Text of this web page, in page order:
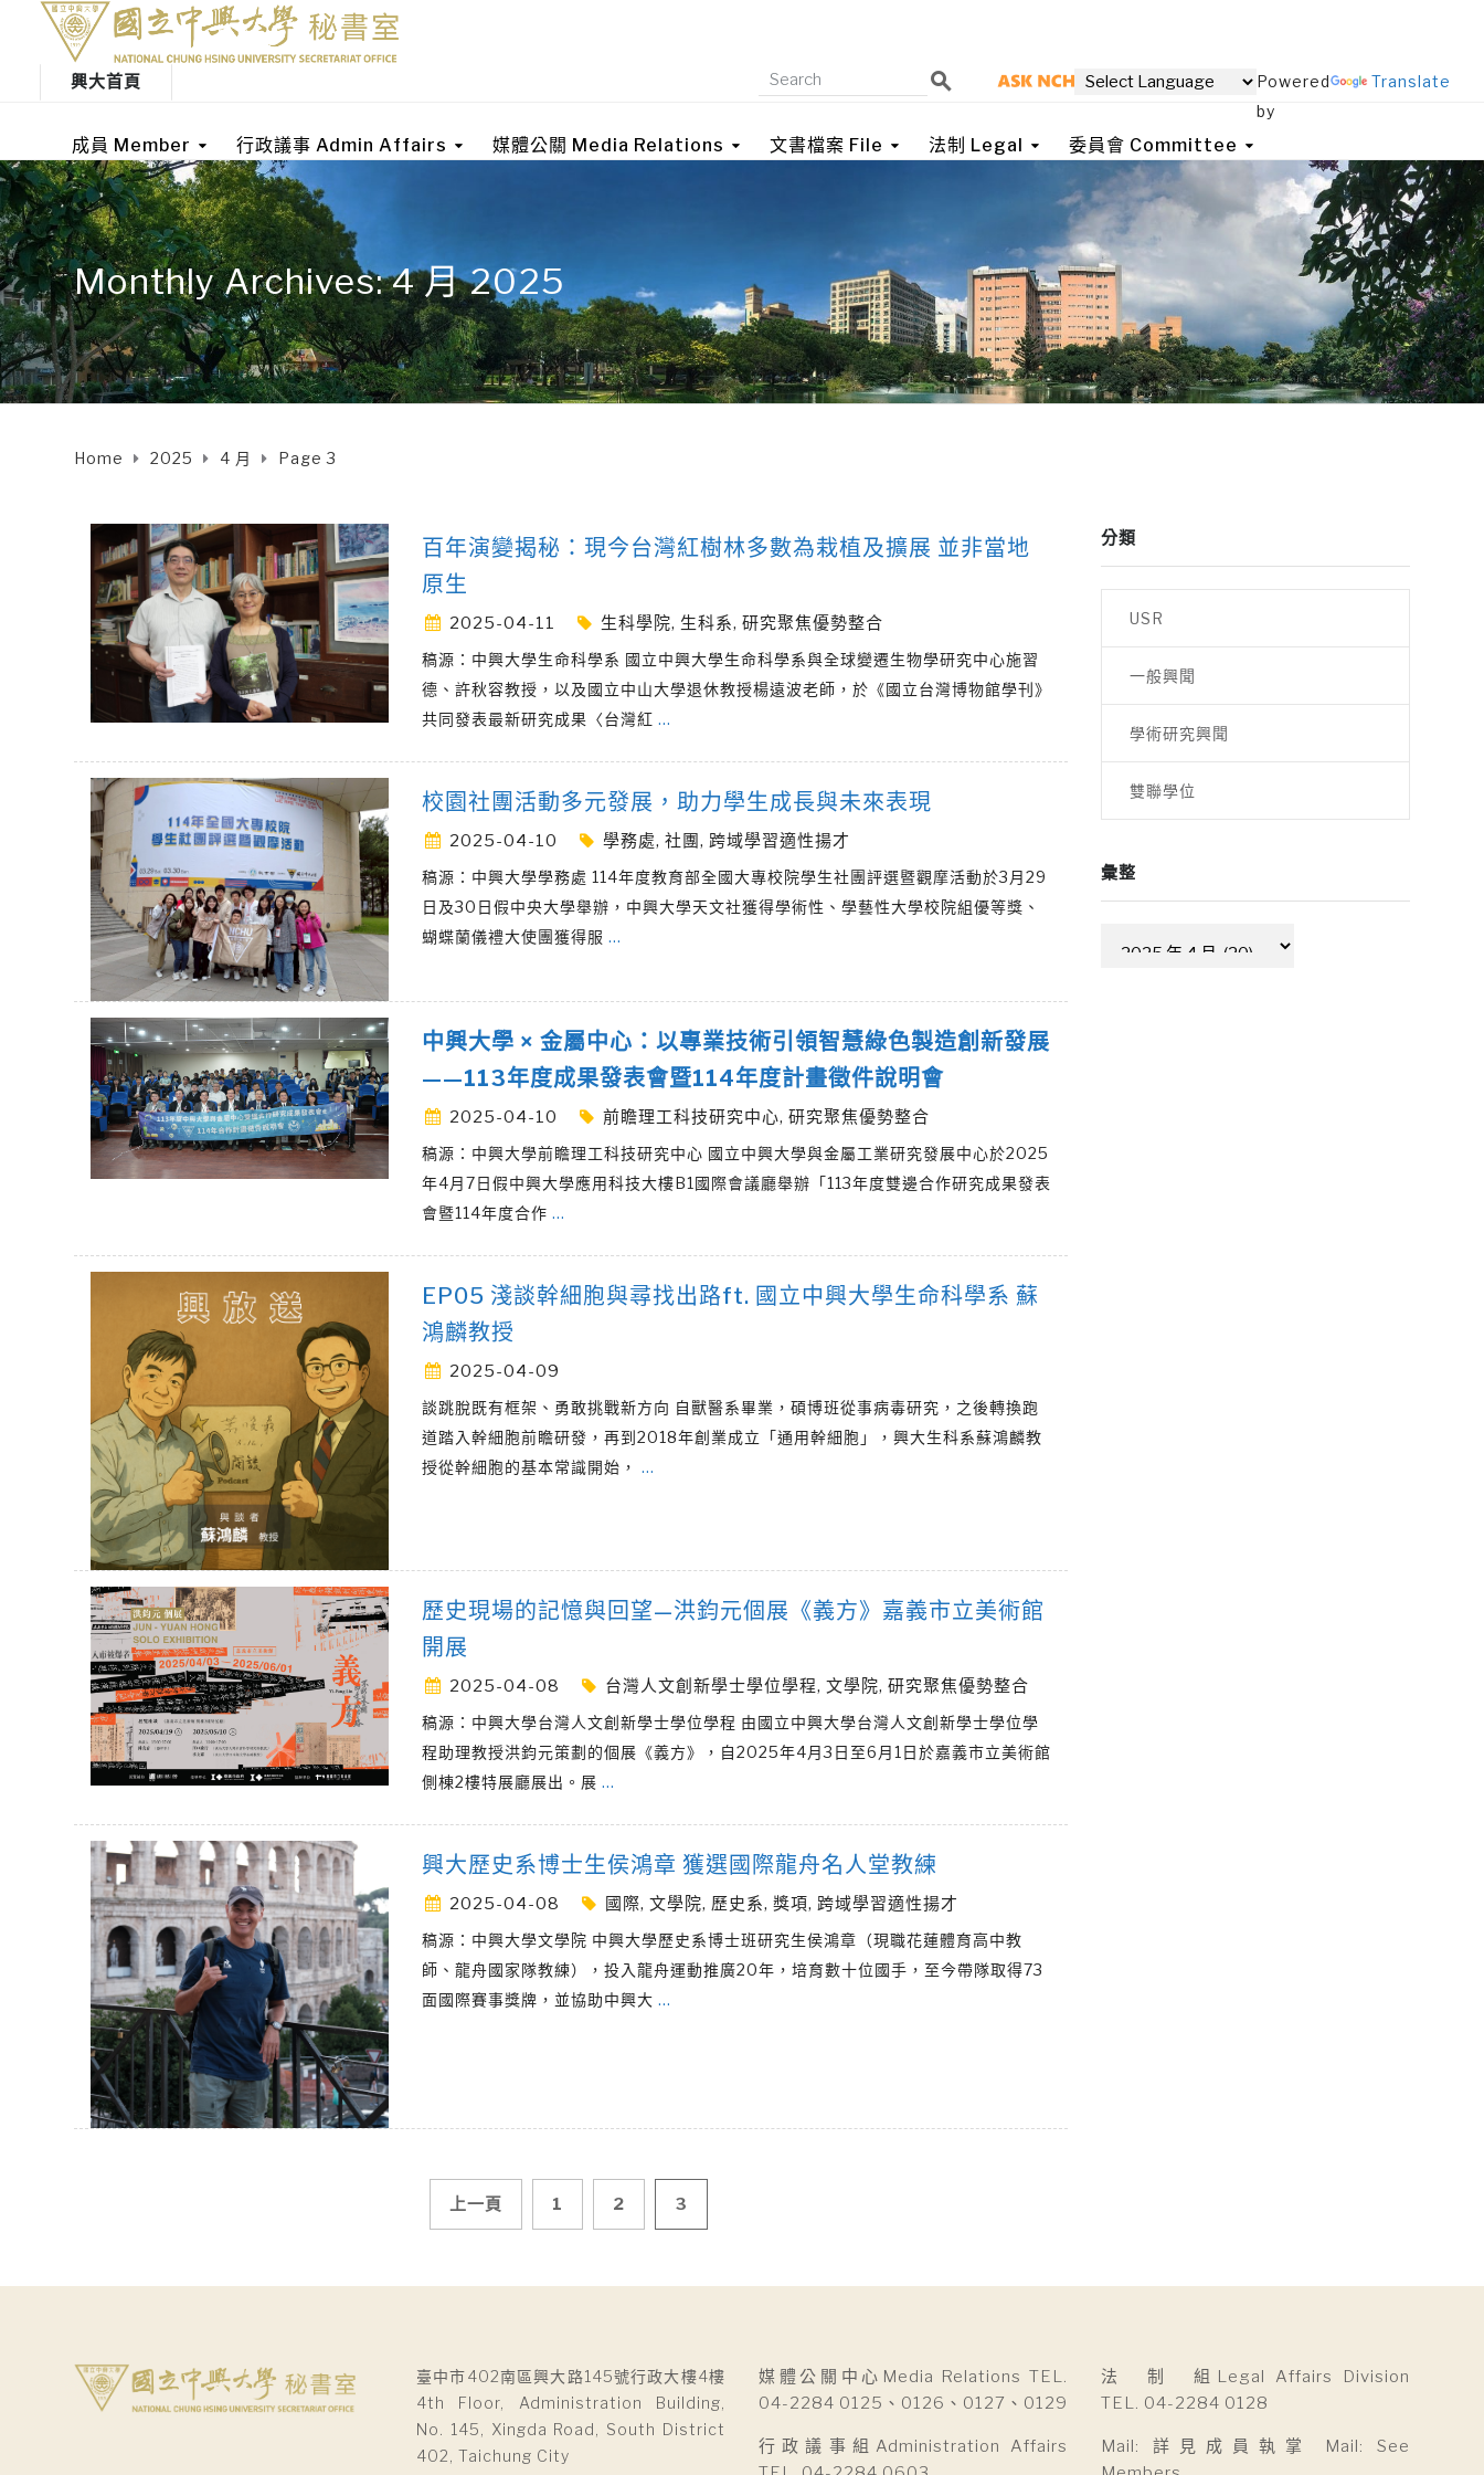
興大首頁
Powered
by
Translate
成員 Member 行政議事 Admin Affairs 媒體公關 Media Relations 文書檔案 File 法制 Legal 委員會 Committee
Monthly Archives: 4 月 2025
Home 2025 4 月 Page 3
百年演變揭秘：現今台灣紅樹林多數為栽植及擴展 並非當地
原生
2025-04-11 生科學院, 生科系, 研究聚焦優勢整合
稿源：中興大學生命科學系 國立中興大學生命科學系與全球變遷生物學研究中心施習
德、許秋容教授，以及國立中山大學退休教授楊遠波老師，於《國立台灣博物館學刊》
共同發表最新研究成果〈台灣紅 …
校園社團活動多元發展，助力學生成長與未來表現
2025-04-10 學務處, 社團, 跨域學習適性揚才
稿源：中興大學學務處 114年度教育部全國大專校院學生社團評選暨觀摩活動於3月29
日及30日假中央大學舉辦，中興大學天文社獲得學術性、學藝性大學校院組優等獎、
蝴蝶蘭儀禮大使團獲得服 …
中興大學 × 金屬中心：以專業技術引領智慧綠色製造創新發展
——113年度成果發表會暨114年度計畫徵件說明會
2025-04-10 前瞻理工科技研究中心, 研究聚焦優勢整合
稿源：中興大學前瞻理工科技研究中心 國立中興大學與金屬工業研究發展中心於2025
年4月7日假中興大學應用科技大樓B1國際會議廳舉辦「113年度雙邊合作研究成果發表
會暨114年度合作 …
EP05 淺談幹細胞與尋找出路ft. 國立中興大學生命科學系 蘇
鴻麟教授
2025-04-09
談跳脫既有框架、勇敢挑戰新方向 自獸醫系畢業，碩博班從事病毒研究，之後轉換跑
道踏入幹細胞前瞻研發，再到2018年創業成立「通用幹細胞」，興大生科系蘇鴻麟教
授從幹細胞的基本常識開始， …
歷史現場的記憶與回望—洪鈞元個展《義方》嘉義市立美術館
開展
2025-04-08 台灣人文創新學士學位學程, 文學院, 研究聚焦優勢整合
稿源：中興大學台灣人文創新學士學位學程 由國立中興大學台灣人文創新學士學位學
程助理教授洪鈞元策劃的個展《義方》，自2025年4月3日至6月1日於嘉義市立美術館
側棟2樓特展廳展出。展 …
興大歷史系博士生侯鴻章 獲選國際龍舟名人堂教練
2025-04-08 國際, 文學院, 歷史系, 獎項, 跨域學習適性揚才
稿源：中興大學文學院 中興大學歷史系博士班研究生侯鴻章（現職花蓮體育高中教
師、龍舟國家隊教練），投入龍舟運動推廣20年，培育數十位國手，至今帶隊取得73
面國際賽事獎牌，並協助中興大 …
覽
上一頁 1 2 3
分類
USR
一般興聞
學術研究興聞
雙聯學位
彙整
臺中市402南區興大路145號行政大樓4樓
4th Floor, Administration Building,
No. 145, Xingda Road, South District
402, Taichung City
媒體公關中心Media Relations TEL.
04-2284 0125、0126、0127、0129
行政議事組Administration Affairs
法 制 組Legal Affairs Division
TEL. 04-2284 0128
Mail: 詳見成員執掌 Mail: See